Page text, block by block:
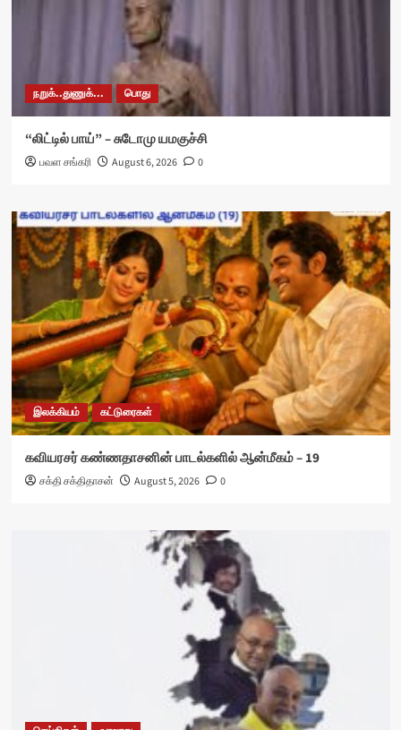
நறுக்..துணுக்... பொது
“லிட்டில் பாய்” – சுடோமு யமகுச்சி
பவள சங்கரி August 6, 2026 0
இலக்கியம் கட்டுரைகள்
கவியரசர் கண்ணதாசனின் பாடல்களில் ஆன்மீகம் – 19
சக்தி சக்திதாசன் August 5, 2026 0